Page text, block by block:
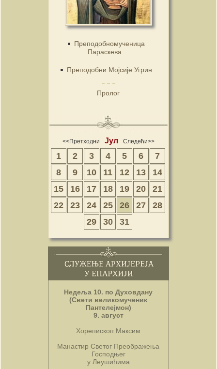
Преподобномученица
Параскева
Преподобни Мојсије Угрин
Пролог
<<Претходни Јул Следећи>>
1 2 3 4 5 6
7
8
9 10 11 12 13
14
15
16 17 18 19 20
21
22
23 24 25 26 27
28
29
30 31
Недеља 10. по Духовдану
(Свети великомученик
Пантелејмон)
9. август
Хорепископ Максим
Манастир Светог Преображења
Господњег
у Леушићима